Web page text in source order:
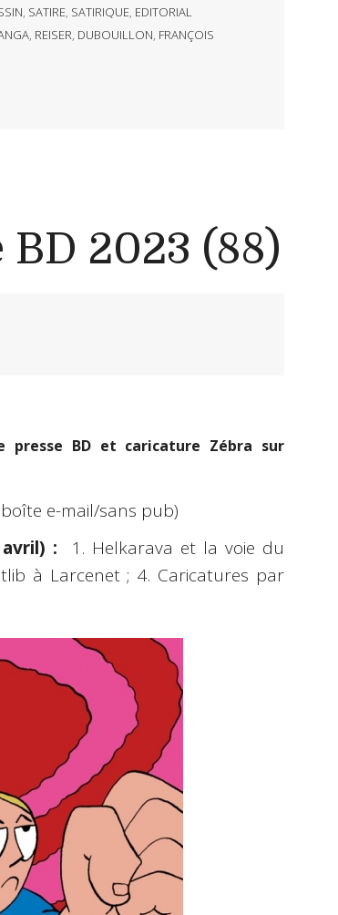
, SATIRE, SATIRIQUE, EDITORIAL
, REISER, DUBOUILLON, FRANÇOIS
BD 2023 (88)
presse BD et caricature Zébra sur
e-mail/sans pub)
: 1. Helkarava et la voie du
à Larcenet ; 4. Caricatures par